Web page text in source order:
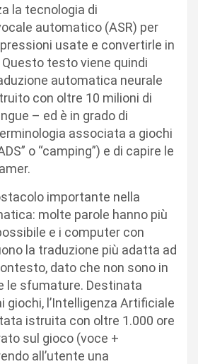
la tecnologia di
automatico (ASR) per
usate e convertirle in
testo viene quindi
automatica neurale
con oltre 10 milioni di
– ed è in grado di
associata a giochi
o “camping”) e di capire le
importante nella
molte parole hanno più
e i computer con
la traduzione più adatta ad
dato che non sono in
le sfumature. Destinata
l’Intelligenza Artificiale
istruita con oltre 1.000 ore
sul gioco (voce +
all’utente una